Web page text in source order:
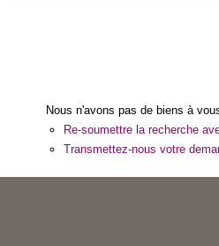
Nous n'avons pas de biens à
Re-soumettre la recherche
Transmettez-nous votre